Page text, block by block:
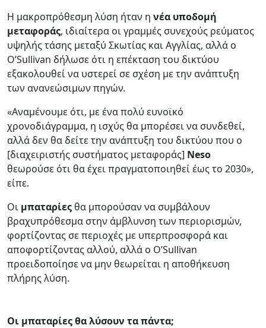
Η μακροπρόθεσμη λύση ήταν η νέα υποδομή
μεταφοράς, ιδιαίτερα οι γραμμές συνεχούς ρεύματος
υψηλής τάσης μεταξύ Σκωτίας και Αγγλίας, αλλά ο
O’Sullivan δήλωσε ότι η επέκταση του δικτύου
εξακολουθεί να υστερεί σε σχέση με την ανάπτυξη
των ανανεώσιμων πηγών.
«Αναμένουμε ότι, με ένα πολύ ευνοϊκό
χρονοδιάγραμμα, η ισχύς θα μπορέσει να συνδεθεί,
αλλά δεν θα δείτε την ανάπτυξη του δικτύου που ο
[διαχειριστής συστήματος μεταφοράς] Neso
θεωρούσε ότι θα έχει πραγματοποιηθεί έως το 2030»,
είπε.
Οι μπαταρίεςθα μπορούσαν να συμβάλουν
βραχυπρόθεσμα στην άμβλυνση των περιορισμών,
φορτίζοντας σε περιοχές με υπερπροσφορά και
αποφορτίζοντας αλλού, αλλά ο O’Sullivan
προειδοποίησε να μην θεωρείται η αποθήκευση
πλήρης λύση.
Οι μπαταρίες θα λύσουν τα πάντα;